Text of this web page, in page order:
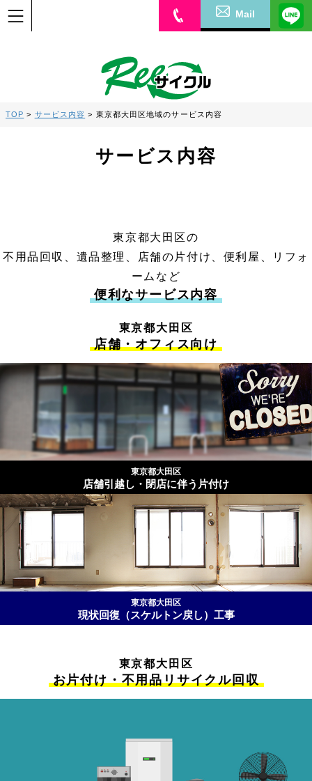
Mail
TOP > サービス内容 > 東京都大田区地域のサービス内容
サービス内容
東京都大田区の
不用品回収、遺品整理、店舗の片付け、便利屋、リフォ
ームなど
便利なサービス内容
東京都大田区
店舗・オフィス向け
東京都大田区
店舗引越し・閉店に伴う片付け
東京都大田区
現状回復（スケルトン戻し）工事
東京都大田区
お片付け・不用品リサイクル回収